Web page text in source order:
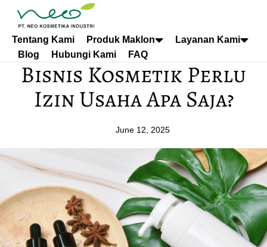
Tentang Kami Produk Maklon
Layanan Kami
Blog
Hubungi Kami FAQ
Bisnis Kosmetik Perlu
Izin Usaha Apa Saja?
June 12, 2025